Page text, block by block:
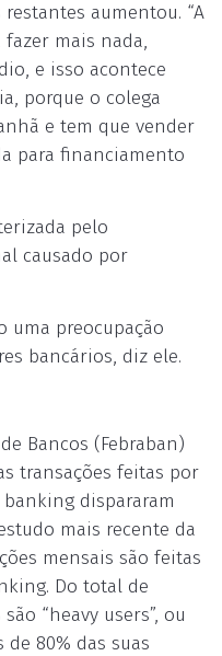
aumentou. “A
mais nada,
e isso acontece
porque o colega
e tem que vender
para financiamento
pelo
causado por
uma preocupação
bancários, diz ele.
Bancos (Febraban)
transações feitas por
dispararam
mais recente da
mensais são feitas
Do total de
“heavy users”, ou
80% das suas